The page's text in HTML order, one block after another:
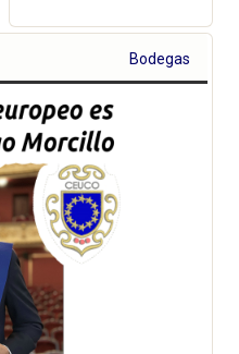
Bodegas